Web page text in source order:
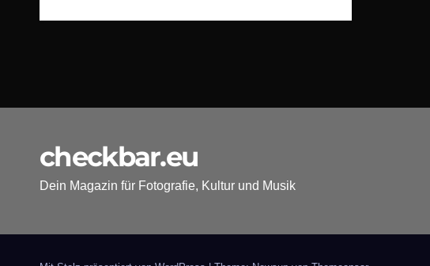
checkbar.eu
Dein Magazin für Fotografie, Kultur und Musik